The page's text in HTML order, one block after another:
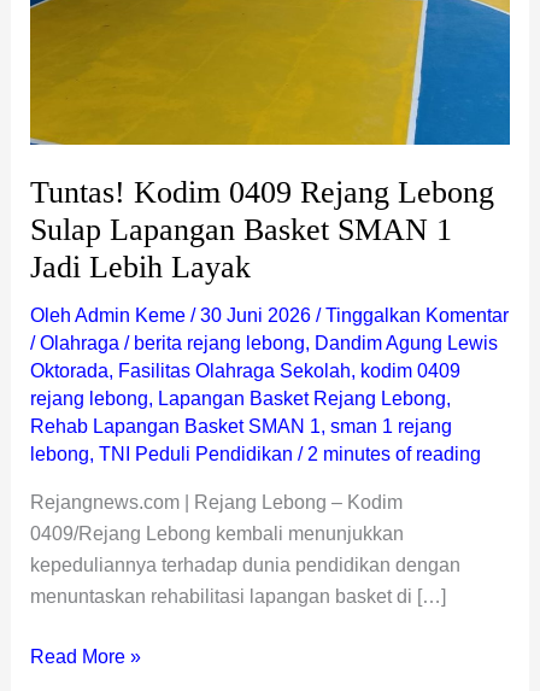
Tuntas! Kodim 0409 Rejang Lebong
Sulap Lapangan Basket SMAN 1
Jadi Lebih Layak
Oleh Admin Keme / 30 Juni 2026 / Tinggalkan Komentar
/ Olahraga/ berita rejang lebong, Dandim Agung Lewis
Oktorada, Fasilitas Olahraga Sekolah, kodim 0409
rejang lebong, Lapangan Basket Rejang Lebong,
Rehab Lapangan Basket SMAN 1, sman 1 rejang
lebong, TNI Peduli Pendidikan / 2 minutes of reading
Rejangnews.com | Rejang Lebong – Kodim
0409/Rejang Lebong kembali menunjukkan
kepeduliannya terhadap dunia pendidikan dengan
menuntaskan rehabilitasi lapangan basket di […]
Read More »